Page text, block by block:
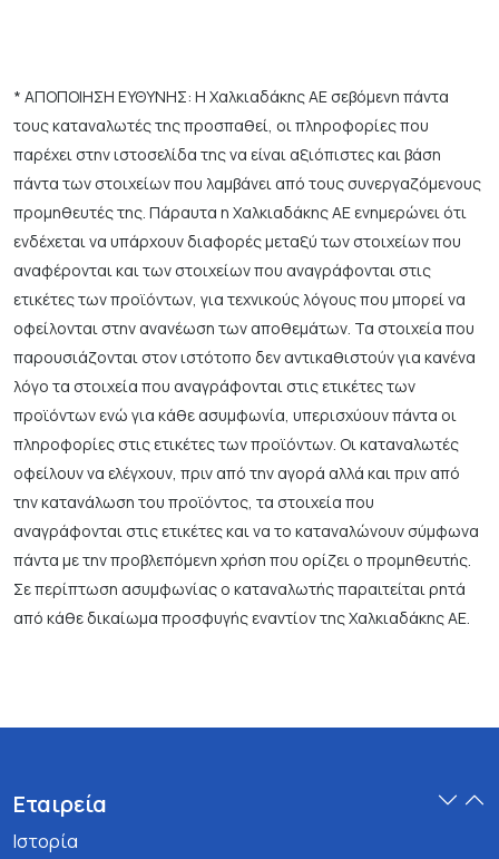
* ΑΠΟΠΟΙΗΣΗ ΕΥΘΥΝΗΣ: Η Χαλκιαδάκης ΑΕ σεβόμενη πάντα
τους καταναλωτές της προσπαθεί, οι πληροφορίες που
παρέχει στην ιστοσελίδα της να είναι αξιόπιστες και βάση
πάντα των στοιχείων που λαμβάνει από τους συνεργαζόμενους
προμηθευτές της. Πάραυτα η Χαλκιαδάκης ΑΕ ενημερώνει ότι
ενδέχεται να υπάρχουν διαφορές μεταξύ των στοιχείων που
αναφέρονται και των στοιχείων που αναγράφονται στις
ετικέτες των προϊόντων, για τεχνικούς λόγους που μπορεί να
οφείλονται στην ανανέωση των αποθεμάτων. Τα στοιχεία που
παρουσιάζονται στον ιστότοπο δεν αντικαθιστούν για κανένα
λόγο τα στοιχεία που αναγράφονται στις ετικέτες των
προϊόντων ενώ για κάθε ασυμφωνία, υπερισχύουν πάντα οι
πληροφορίες στις ετικέτες των προϊόντων. Οι καταναλωτές
οφείλουν να ελέγχουν, πριν από την αγορά αλλά και πριν από
την κατανάλωση του προϊόντος, τα στοιχεία που
αναγράφονται στις ετικέτες και να το καταναλώνουν σύμφωνα
πάντα με την προβλεπόμενη χρήση που ορίζει ο προμηθευτής.
Σε περίπτωση ασυμφωνίας ο καταναλωτής παραιτείται ρητά
από κάθε δικαίωμα προσφυγής εναντίον της Χαλκιαδάκης ΑΕ.
Εταιρεία
Ιστορία